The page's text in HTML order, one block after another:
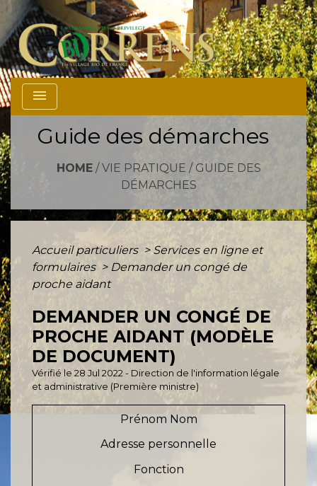
menu
Guide des démarches
HOME/ VIE PRATIQUE / GUIDE DES
DÉMARCHES
Accueil particuliers > Services en ligne et
formulaires> Demander un congé de
proche aidant
DEMANDER UN CONGÉ DE
PROCHE AIDANT (MODÈLE
DE DOCUMENT)
Vérifié le 28 Jul 2022 - Direction de l'information légale
et administrative (Première ministre)
Prénom Nom
Adresse personnelle
Fonction